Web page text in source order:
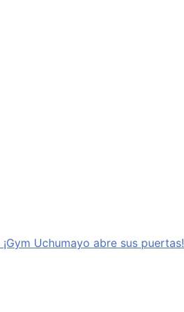
¡Gym Uchumayo abre sus puertas!